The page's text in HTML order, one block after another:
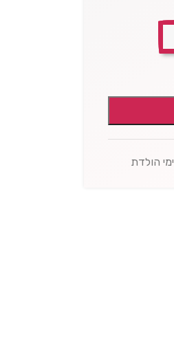
ימי הולדת